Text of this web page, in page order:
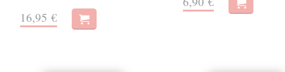
16,95 €